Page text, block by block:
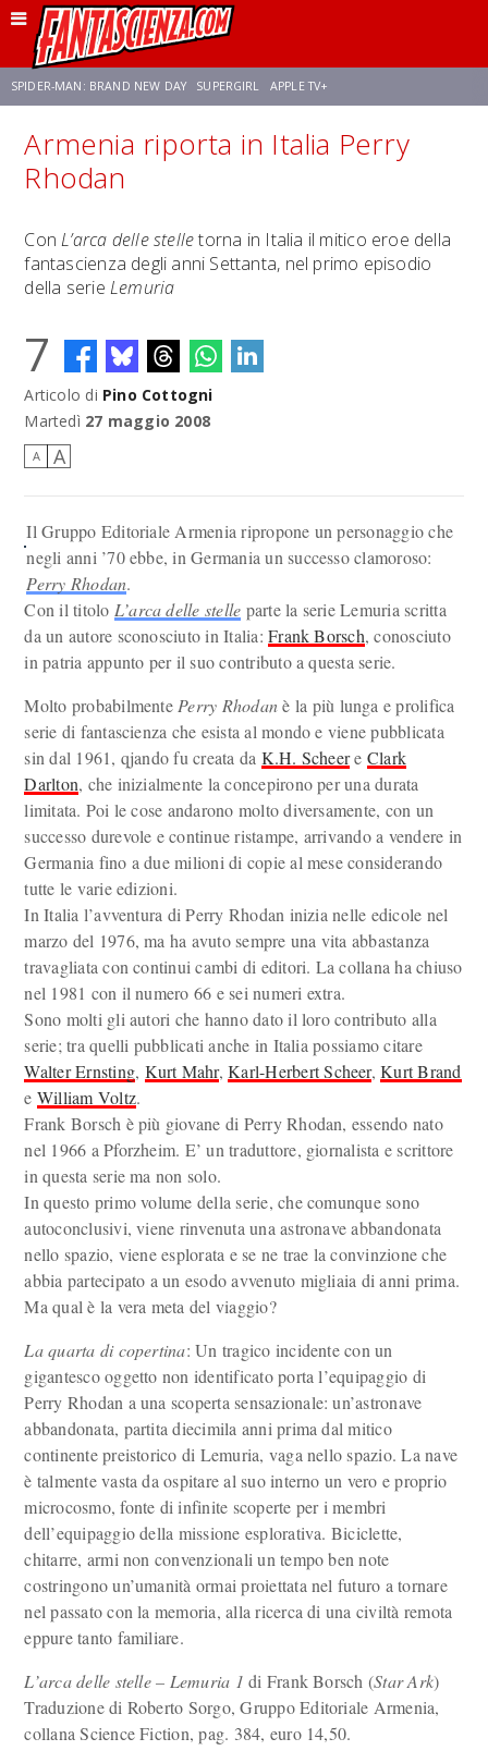
SPIDER-MAN: BRAND NEW DAY SUPERGIRL APPLE TV+
FRANCO RICCIARDIELLO ZENDAYA STAR TREK AVENGERS: DOOMSDAY
Armenia riporta in Italia Perry
Rhodan
ConL’arca delle stelletorna in Italia il mitico eroe della
fantascienza degli anni Settanta, nel primo episodio
della serie Lemuria
7
Articolo di Pino Cottogni
Martedì 27 maggio 2008
A A
Il Gruppo Editoriale Armenia ripropone un personaggio che
negli anni ’70 ebbe, in Germania un successo clamoroso:
Perry Rhodan.
Con il titolo L’arca delle stelle parte la serie Lemuria scritta
da un autore sconosciuto in Italia:Frank Borsch, conosciuto
in patria appunto per il suo contributo a questa serie.
Molto probabilmente Perry Rhodanè la più lunga e prolifica
serie di fantascienza che esista al mondo e viene pubblicata
sin dal 1961, qjando fu creata da K.H. Scheere Clark
Darlton, che inizialmente la concepirono per una durata
limitata. Poi le cose andarono molto diversamente, con un
successo durevole e continue ristampe, arrivando a vendere in
Germania fino a due milioni di copie al mese considerando
tutte le varie edizioni.
In Italia l’avventura di Perry Rhodan inizia nelle edicole nel
marzo del 1976, ma ha avuto sempre una vita abbastanza
travagliata con continui cambi di editori. La collana ha chiuso
nel 1981 con il numero 66 e sei numeri extra.
Sono molti gli autori che hanno dato il loro contributo alla
serie; tra quelli pubblicati anche in Italia possiamo citare
Walter Ernsting, Kurt Mahr,Karl-Herbert Scheer,Kurt Brand
e William Voltz.
Frank Borsch è più giovane di Perry Rhodan, essendo nato
nel 1966 a Pforzheim. E’ un traduttore, giornalista e scrittore
in questa serie ma non solo.
In questo primo volume della serie, che comunque sono
autoconclusivi, viene rinvenuta una astronave abbandonata
nello spazio, viene esplorata e se ne trae la convinzione che
abbia partecipato a un esodo avvenuto migliaia di anni prima.
Ma qual è la vera meta del viaggio?
La quarta di copertina: Un tragico incidente con un
gigantesco oggetto non identificato porta l’equipaggio di
Perry Rhodan a una scoperta sensazionale: un’astronave
abbandonata, partita diecimila anni prima dal mitico
continente preistorico di Lemuria, vaga nello spazio. La nave
è talmente vasta da ospitare al suo interno un vero e proprio
microcosmo, fonte di infinite scoperte per i membri
dell’equipaggio della missione esplorativa. Biciclette,
chitarre, armi non convenzionali un tempo ben note
costringono un’umanità ormai proiettata nel futuro a tornare
nel passato con la memoria, alla ricerca di una civiltà remota
eppure tanto familiare.
L’arca delle stelle – Lemuria 1 di Frank Borsch (Star Ark)
Traduzione di Roberto Sorgo, Gruppo Editoriale Armenia,
collana Science Fiction, pag. 384, euro 14,50.